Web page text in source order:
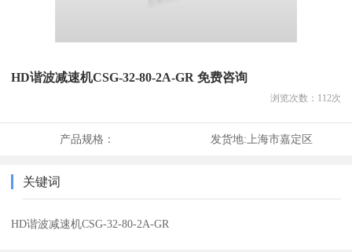
HD谐波减速机CSG-32-80-2A-GR 免费咨询
浏览次数： 112次
产品规格： 发货地: 上海市嘉定区
关键词
HD谐波减速机CSG-32-80-2A-GR